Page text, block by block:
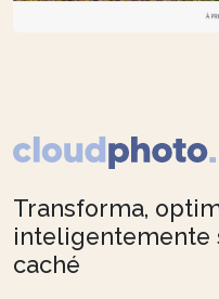
Transforma,
inteligentemente
caché